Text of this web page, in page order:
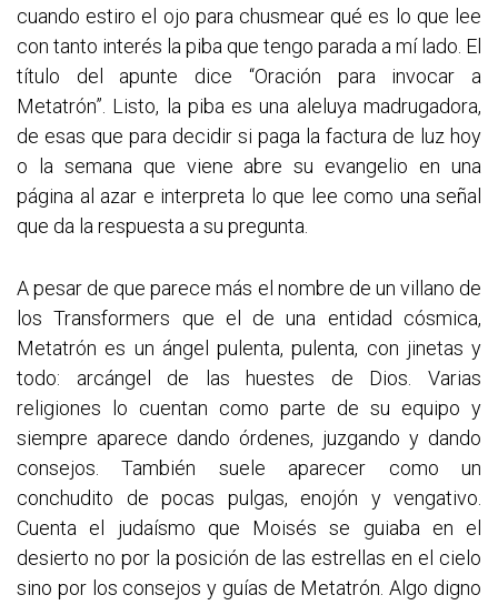
cuando estiro el ojo para chusmear qué es lo que lee
con tanto interés la piba que tengo parada a mí lado. El
título del apunte dice “Oración para invocar a
Metatrón”. Listo, la piba es una aleluya madrugadora,
de esas que para decidir si paga la factura de luz hoy
o la semana que viene abre su evangelio en una
página al azar e interpreta lo que lee como una señal
que da la respuesta a su pregunta.
A pesar de que parece más el nombre de un villano de
los Transformers que el de una entidad cósmica,
Metatrón es un ángel pulenta, pulenta, con jinetas y
todo: arcángel de las huestes de Dios. Varias
religiones lo cuentan como parte de su equipo y
siempre aparece dando órdenes, juzgando y dando
consejos. También suele aparecer como un
conchudito de pocas pulgas, enojón y vengativo.
Cuenta el judaísmo que Moisés se guiaba en el
desierto no por la posición de las estrellas en el cielo
sino por los consejos y guías de Metatrón. Algo digno